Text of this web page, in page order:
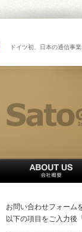
ドイツ初、日本の通信事
お問い合わせフォーム
以下の項目をご入力後